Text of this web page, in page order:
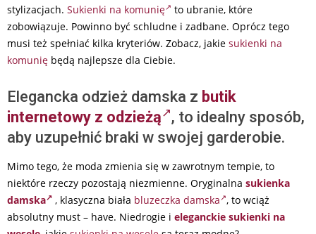
stylizacjach. Sukienki na komunię
to ubranie, które
zobowiązuje. Powinno być schludne i zadbane. Oprócz tego
musi też spełniać kilka kryteriów. Zobacz, jakie sukienki na
komunię będą najlepsze dla Ciebie.
Elegancka odzież damska z butik
internetowy z odzieżą
, to idealny sposób,
aby uzupełnić braki w swojej garderobie.
Mimo tego, że moda zmienia się w zawrotnym tempie, to
niektóre rzeczy pozostają niezmienne. Oryginalna sukienka
damska
, klasyczna biała bluzeczka damska , to wciąż
absolutny must – have. Niedrogie i eleganckie sukienki na